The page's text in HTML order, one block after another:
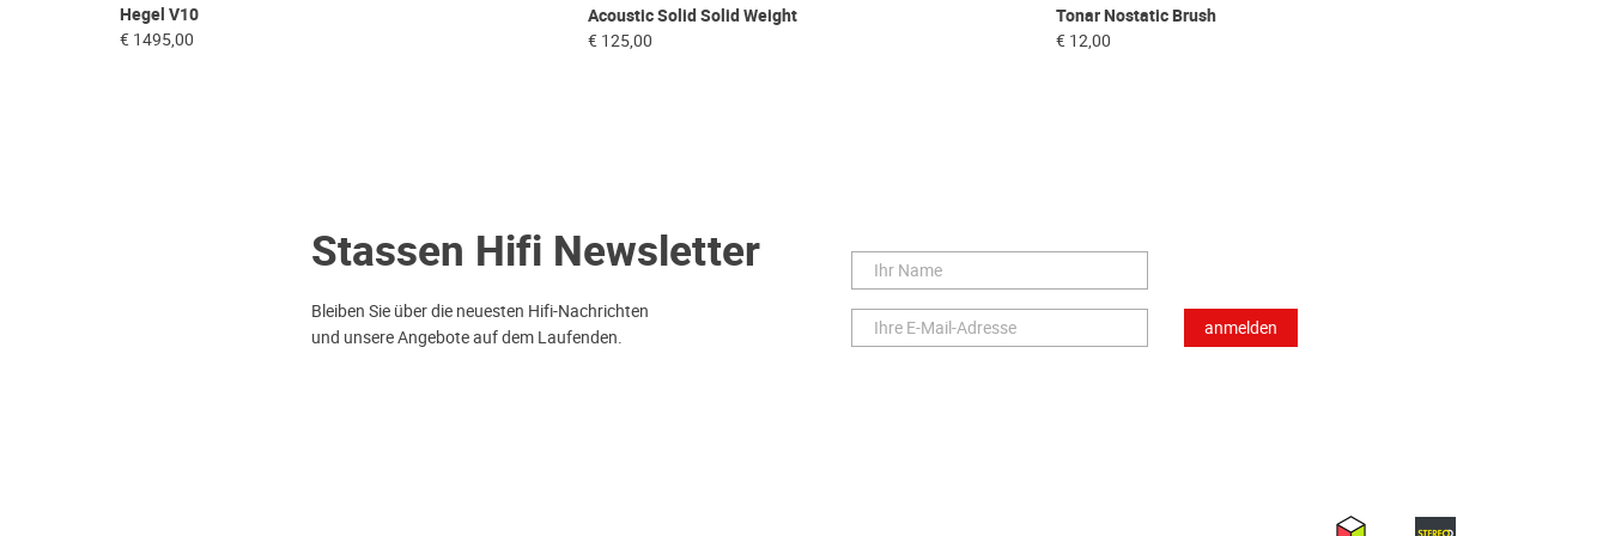
Hegel V10
€ 1495,00
Acoustic Solid Solid Weight
€ 125,00
Tonar Nostatic Brush
€ 12,00
Stassen Hifi Newsletter
Bleiben Sie über die neuesten Hifi-Nachrichten
und unsere Angebote auf dem Laufenden.